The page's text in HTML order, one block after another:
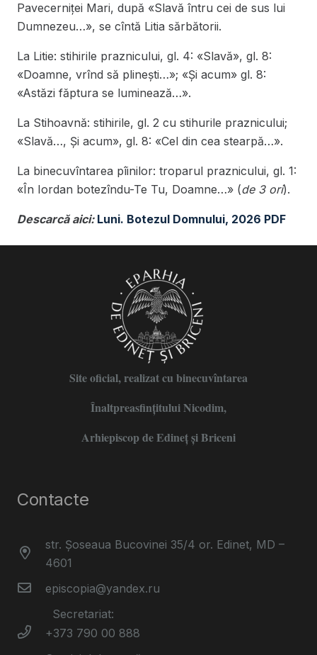
Pavecerniței Mari, după «Slavă întru cei de sus lui
Dumnezeu…», se cîntă Litia sărbătorii.
La Litie: stihirile praznicului, gl. 4: «Slavă», gl. 8:
«Doamne, vrînd să plinești…»; «Și acum» gl. 8:
«Astăzi făptura se luminează…».
La Stihoavnă: stihirile, gl. 2 cu stihurile praznicului;
«Slavă…, Și acum», gl. 8: «Cel din cea stearpă…».
La binecuvîntarea pîinilor: troparul praznicului, gl. 1:
«În Iordan botezîndu-Te Tu, Doamne…» (de 3 ori).
Descarcă aici: Luni. Botezul Domnului, 2026 PDF
Site oficial, realizat cu binecuvîntarea
Înaltpreasfințitului Nicodim,
Arhiepiscop de Edineţ şi Briceni
Contacte
str. Șoseaua Bucovinei 35/4 or. Edinet, MD –
4601
episcopia@yandex.ru
Secretariat:
+373 790 00 888